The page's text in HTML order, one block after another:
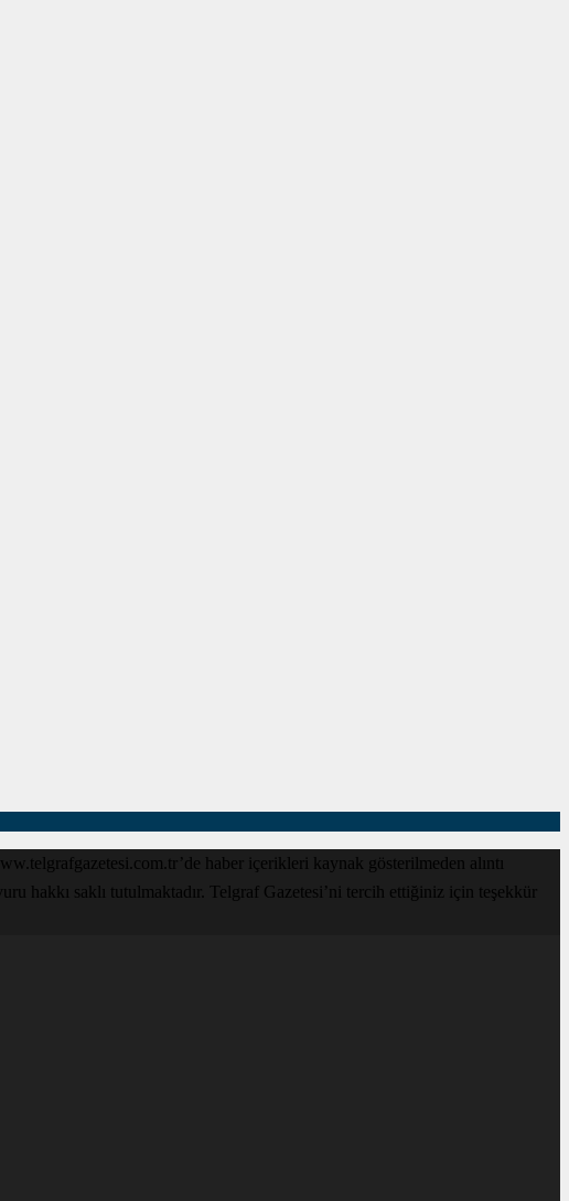
haber içerikleri kaynak gösterilmeden alıntı
hakkı saklı tutulmaktadır. Telgraf Gazetesi’ni tercih ettiğiniz için teşekkür